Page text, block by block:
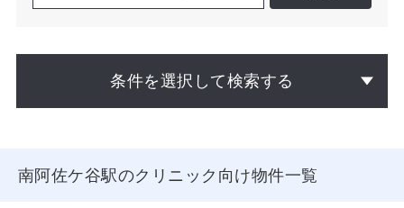
時間帯差を実地で確認するとよいでしょう。南阿佐ケ谷
駅のクリニック物件は1階路面の認知獲得が速い一方、2
階以上でも看板導線とエレベータ動線が確保できれば来
院障壁は抑えられます。処置音やプライバシー配慮が必
近隣薬局や画像診断施設との距離、同科目の密度、健
条件を選択して検索する
南阿佐ケ谷駅のクリニック向け物件一覧